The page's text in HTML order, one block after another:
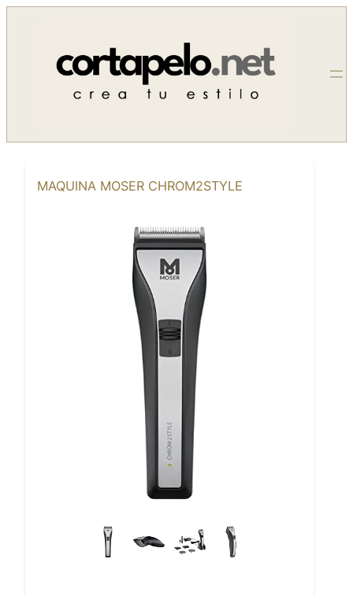
contenido
MAQUINA MOSER CHROM2STYLE